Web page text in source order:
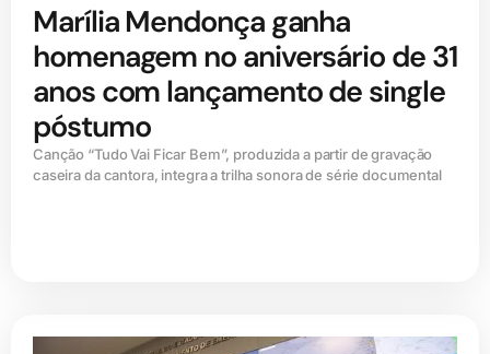
Marília Mendonça ganha
homenagem no aniversário de 31
anos com lançamento de single
póstumo
Canção “Tudo Vai Ficar Bem”, produzida a partir de gravação
caseira da cantora, integra a trilha sonora de série documental